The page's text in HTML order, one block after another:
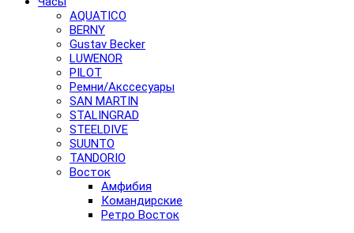
AQUATICO
BERNY
Gustav Becker
LUWENOR
PILOT
Pемни/Акссесуары
SAN MARTIN
STALINGRAD
STEELDIVE
SUUNTO
TANDORIO
Восток
Амфибия
Командирские
Ретро Восток